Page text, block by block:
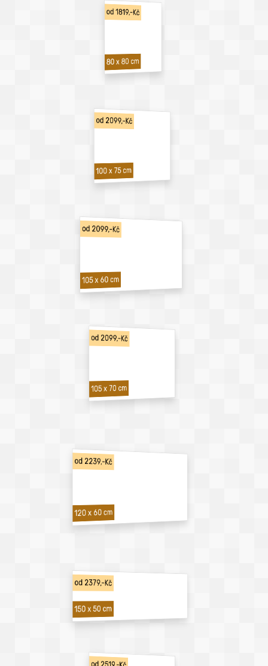
od 1819,-Kč
80 x 80 cm
od 2099,-Kč
100 x 75 cm
od 2099,-Kč
105 x 60 cm
od 2099,-Kč
105 x 70 cm
od 2239,-Kč
120 x 60 cm
od 2379,-Kč
150 x 50 cm